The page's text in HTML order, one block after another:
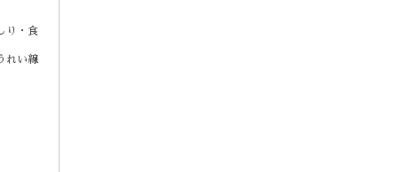
り・食
れい線